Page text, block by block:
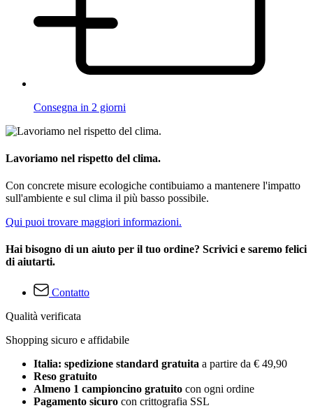
Consegna in 2 giorni
Lavoriamo nel rispetto del clima.
Con concrete misure ecologiche contibuiamo a mantenere l'impatto
sull'ambiente e sul clima il più basso possibile.
Qui puoi trovare maggiori informazioni.
Hai bisogno di un aiuto per il tuo ordine? Scrivici e saremo felici
di aiutarti.
Contatto
Qualità verificata
Shopping sicuro e affidabile
Italia: spedizione standard gratuita a partire da € 49,90
Reso gratuito
Almeno 1 campioncino gratuito con ogni ordine
Pagamento sicuro con crittografia SSL